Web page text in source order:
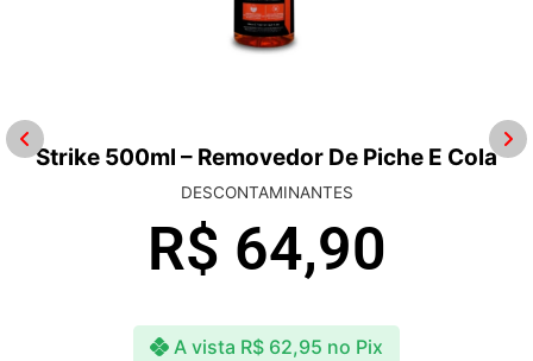
Strike 500ml – Removedor De Piche E Cola
DESCONTAMINANTES
R$ 64,90
A vista R$ 62,95 no Pix